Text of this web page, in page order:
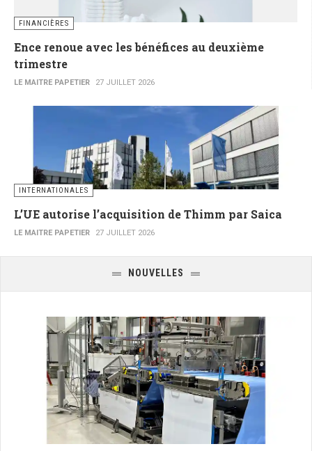
FINANCIÈRES
Ence renoue avec les bénéfices au deuxième
trimestre
LE MAITRE PAPETIER 27 JUILLET 2026
INTERNATIONALES
L’UE autorise l’acquisition de Thimm par Saica
LE MAITRE PAPETIER 27 JUILLET 2026
NOUVELLES